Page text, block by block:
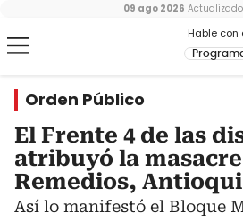
Hable con
09 ago 2026 Actualizado
Orden Público
El Frente 4 de las
atribuyó la
Remedios,
Así lo manifestó el Bloque